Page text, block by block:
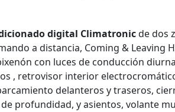
digital Climatronicde dos
a distancia, Coming &
con luces de conducción
, retrovisor interior
delanteros y traseros,
profundidad, y asientos, volante